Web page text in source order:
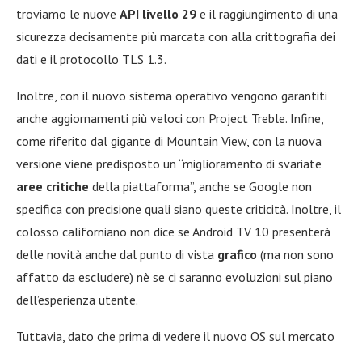
troviamo le nuove API livello 29 e il raggiungimento di una
sicurezza decisamente più marcata con alla crittografia dei
dati e il protocollo TLS 1.3.
Inoltre, con il nuovo sistema operativo vengono garantiti
anche aggiornamenti più veloci con Project Treble. Infine,
come riferito dal gigante di Mountain View, con la nuova
versione viene predisposto un “miglioramento di svariate
aree critiche della piattaforma”, anche se Google non
specifica con precisione quali siano queste criticità. Inoltre, il
colosso californiano non dice se Android TV 10 presenterà
delle novità anche dal punto di vista grafico (ma non sono
affatto da escludere) nè se ci saranno evoluzioni sul piano
dell’esperienza utente.
Tuttavia, dato che prima di vedere il nuovo OS sul mercato